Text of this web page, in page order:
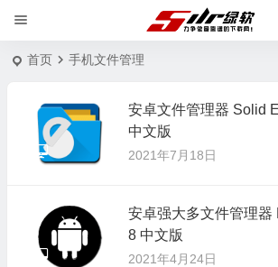
首页 手机文件管理
安卓文件管理器 Solid
中文版
2021年7月18日
安卓强大多文件管理器
8 中文版
2021年4月24日